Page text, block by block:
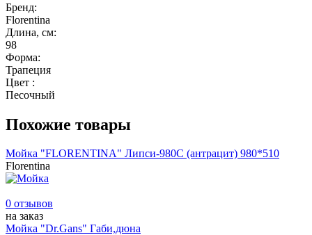
Бренд:
Florentina
Длина, см:
98
Форма:
Трапеция
Цвет :
Песочный
Похожие товары
Мойка "FLORENTINA" Липси-980С (антрацит) 980*510
Florentina
0 отзывов
на заказ
Мойка "Dr.Gans" Габи,дюна